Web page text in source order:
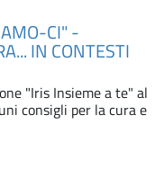
CI" -
IN CONTESTI
"Iris Insieme a te" al
consigli per la cura e